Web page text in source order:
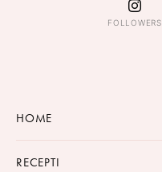
FOLLOWERS
HOME
RECEPTI